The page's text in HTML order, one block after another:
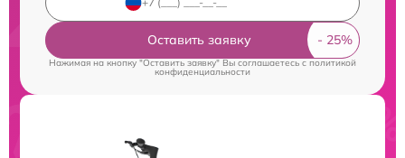
Оставить заявку
Нажимая на кнопку "Оставить заявку" Вы соглашаетесь cполитикой
конфиденциальности